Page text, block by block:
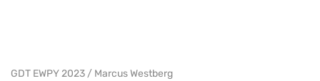
GDT EWPY 2023 / Marcus Westberg